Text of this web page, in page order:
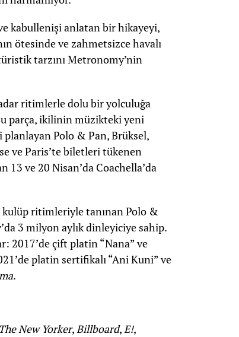
kabullenişi anlatan bir hikayeyi,
ötesinde ve zahmetsizce havalı
tarzını Metronomy’nin
ritimlerle dolu bir yolculuğa
parça, ikilinin müzikteki yeni
Polo & Pan, Brüksel,
ve Paris’te biletleri tükenen
ve 20 Nisan’da Coachella’da
ritimleriyle tanınan Polo &
3 milyon aylık dinleyiciye sahip.
2017’de çift platin “Nana” ve
platin sertifikalı “Ani Kuni” ve
.
The New Yorker,Billboard,E!,